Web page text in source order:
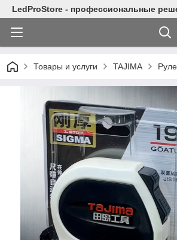
LedProStore - профессиональные
Товары и услуги TAJIMA